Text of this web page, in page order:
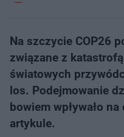
Na szczycie COP26
związane z
światowych
los. Podejmowanie
bowiem wpływało
artykule.